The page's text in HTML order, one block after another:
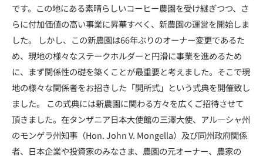
です。この地にある素晴らしいコーヒー農園を受け継ぎつつ、さ
らに付加価値の高い事業に昇華すべく、新農園の運営を開始しま
した。 しかし、この新農園は66年ぶりのオーナー変更であるた
め、現地の様々なステークホルダーと円滑に事業を進めるため
に、まず関係性の礎を築くことが最重要と考えました。そこで現
地の様々な関係者をお招きした「開所式」という式典を開催致し
ました。 この式典には新農園に関わる方々を広くご招待させて
頂きました。在タンザニア日本大使館の三澤大使、アル―シャ州
のモンゲラ州知事（Hon. John V. Mongella）及び同州政府関係
者、日本企業や投資家のみなさま、農園の元オーナー、農家の